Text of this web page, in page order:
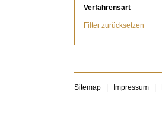
Verfahrensart
Filter zurücksetzen
Sitemap Impressum